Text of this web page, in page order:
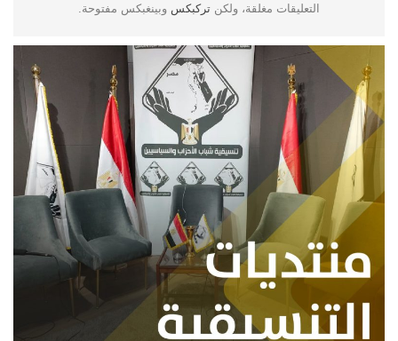
التعليقات مغلقة، ولكن تركبكس وبينغبكس مفتوحة.